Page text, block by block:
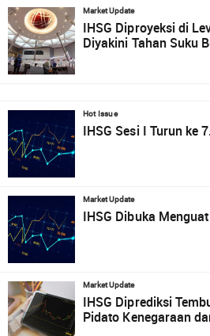
Market Update
IHSG Diproyeksi di
Diyakini Tahan Suku
Hot Issue
IHSG Sesi I Turun ke
Market Update
IHSG Dibuka
Market Update
IHSG Diprediksi
Pidato Kenegaraan